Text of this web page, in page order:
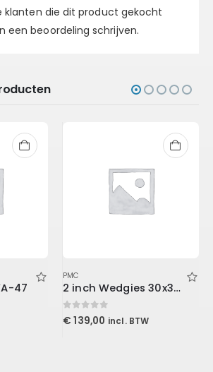
klanten die dit product gekocht
een beoordeling schrijven.
47
PMC
2 inch Wedgies 30x30x5cm, Purple
0out of 5
€ 139,00 incl. BTW